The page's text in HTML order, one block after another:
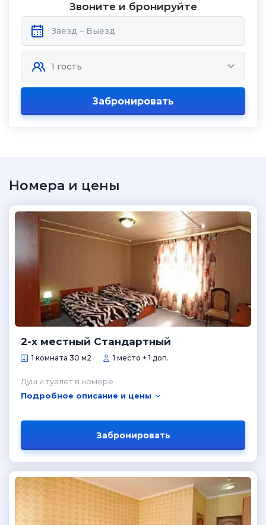
Звоните и бронируйте
Забронировать
Номера и цены
2-х местный Стандартный
1 комната 30 м2 1 место + 1 доп.
Душ и туалет в номере
Подробное описание и цены
Забронировать